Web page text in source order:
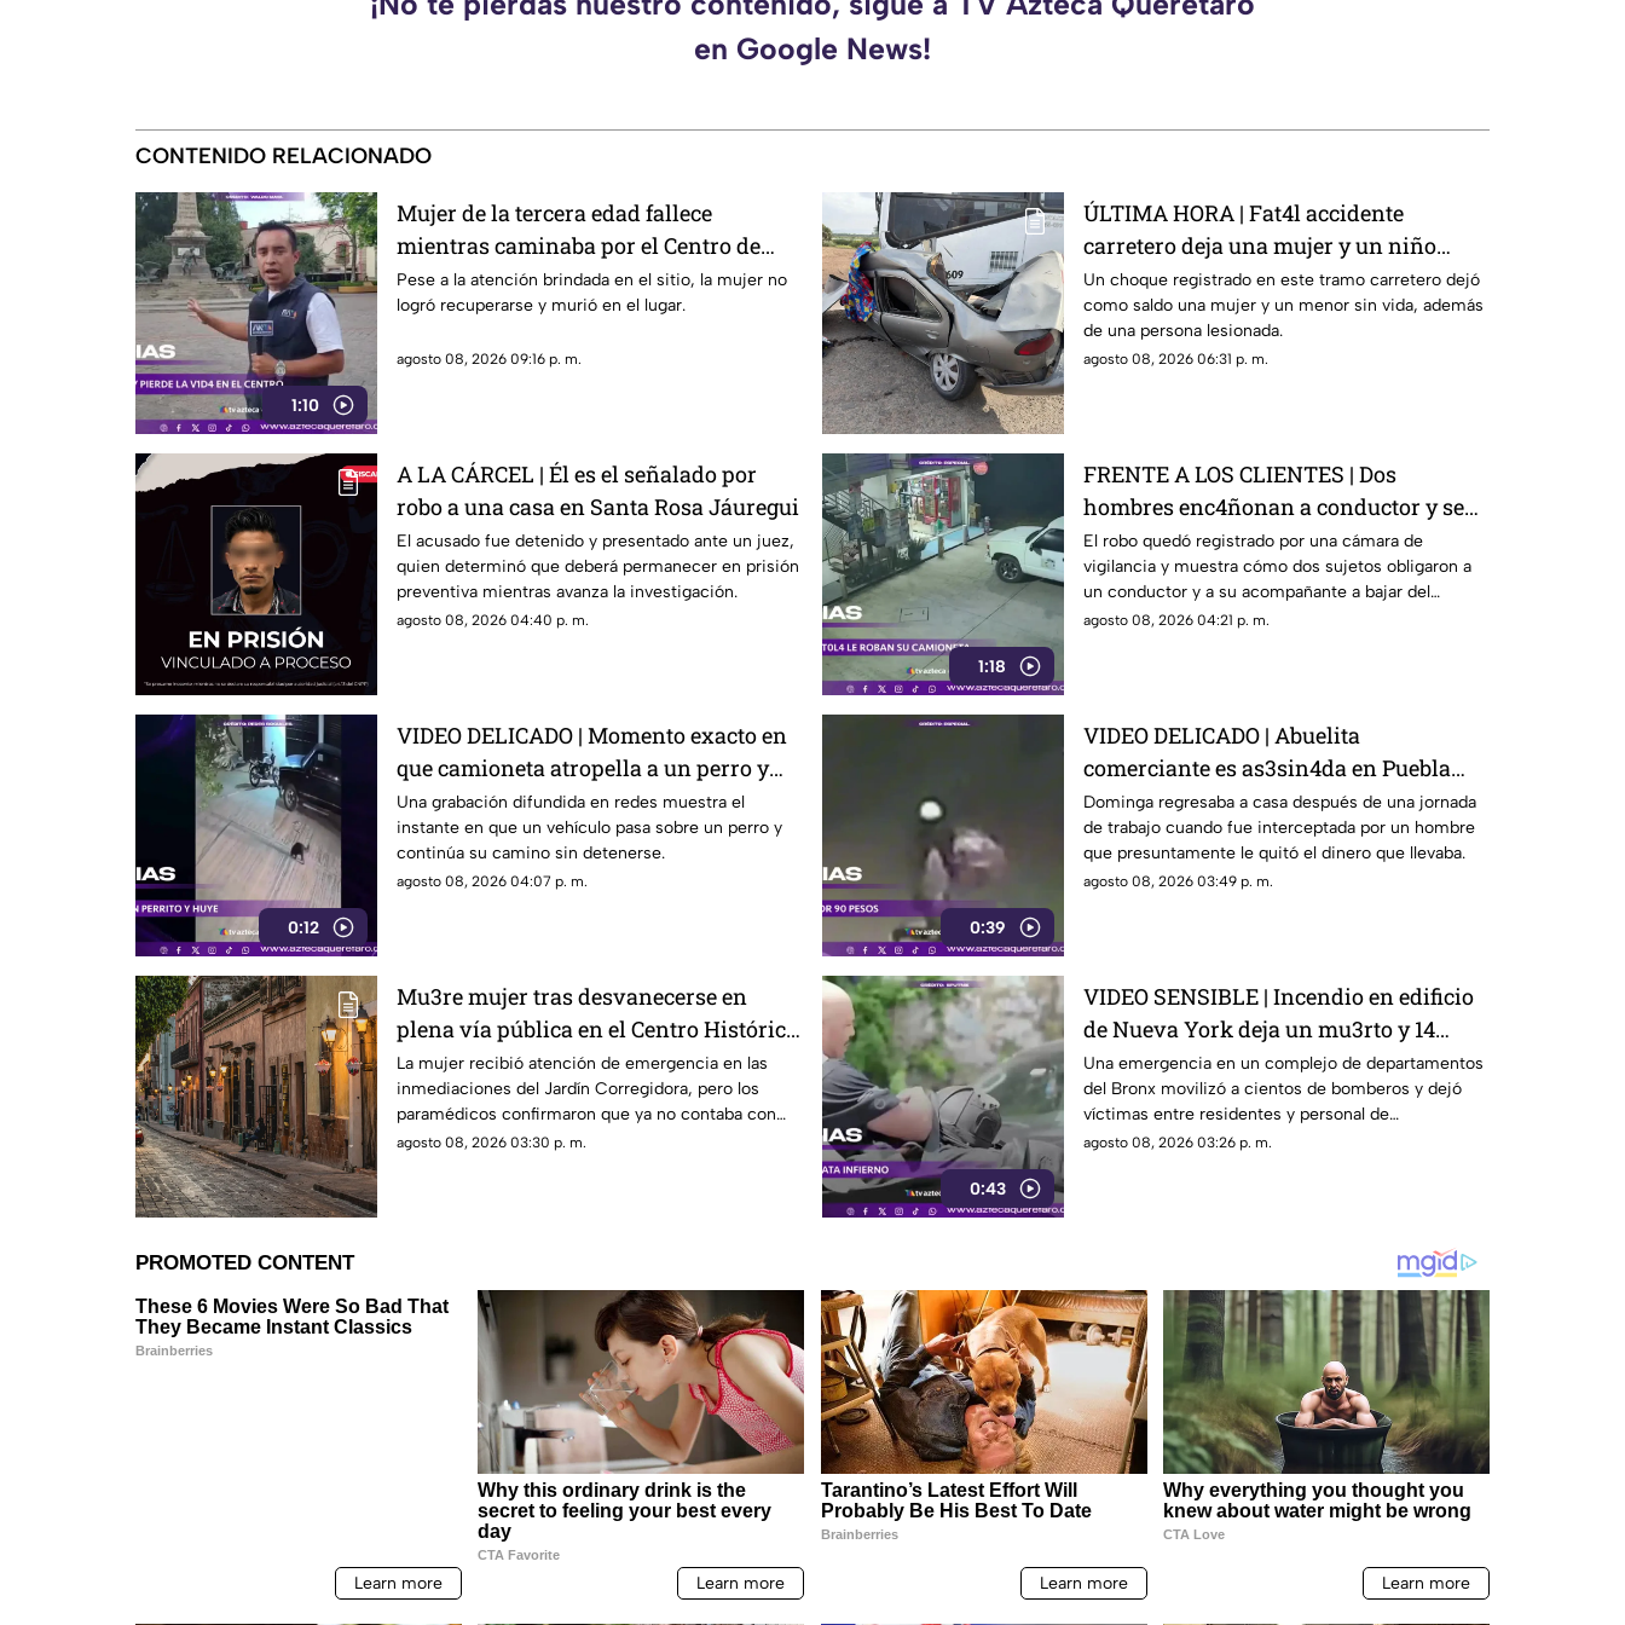
en Google News!
CONTENIDO RELACIONADO
1:10
Mujer de la tercera edad fallece
mientras caminaba por el Centro de
Querétaro
Pese a la atención brindada en el sitio, la mujer no
logró recuperarse y murió en el lugar.
agosto 08, 2026 09:16 p. m.
ÚLTIMA HORA | Fat4l accidente
carretero deja una mujer y un niño
mu3rtos en San Juan del Río
Un choque registrado en este tramo carretero dejó
como saldo una mujer y un menor sin vida, además
de una persona lesionada.
agosto 08, 2026 06:31 p. m.
A LA CÁRCEL | Él es el señalado por
robo a una casa en Santa Rosa Jáuregui
El acusado fue detenido y presentado ante un juez,
quien determinó que deberá permanecer en prisión
preventiva mientras avanza la investigación.
agosto 08, 2026 04:40 p. m.
1:18
FRENTE A LOS CLIENTES | Dos
hombres enc4ñonan a conductor y se
llevan su camioneta
El robo quedó registrado por una cámara de
vigilancia y muestra cómo dos sujetos obligaron a
un conductor y a su acompañante a bajar del
vehículo.
agosto 08, 2026 04:21 p. m.
0:12
VIDEO DELICADO | Momento exacto en
que camioneta atropella a un perro y
conductor escapa
Una grabación difundida en redes muestra el
instante en que un vehículo pasa sobre un perro y
continúa su camino sin detenerse.
agosto 08, 2026 04:07 p. m.
0:39
VIDEO DELICADO | Abuelita
comerciante es as3sin4da en Puebla
por 90 pesos
Dominga regresaba a casa después de una jornada
de trabajo cuando fue interceptada por un hombre
que presuntamente le quitó el dinero que llevaba.
agosto 08, 2026 03:49 p. m.
Mu3re mujer tras desvanecerse en
plena vía pública en el Centro Histórico
de Querétaro
La mujer recibió atención de emergencia en las
inmediaciones del Jardín Corregidora, pero los
paramédicos confirmaron que ya no contaba con
signos vitales.
agosto 08, 2026 03:30 p. m.
0:43
VIDEO SENSIBLE | Incendio en edificio
de Nueva York deja un mu3rto y 14
heridos
Una emergencia en un complejo de departamentos
del Bronx movilizó a cientos de bomberos y dejó
víctimas entre residentes y personal de
emergencia.
agosto 08, 2026 03:26 p. m.